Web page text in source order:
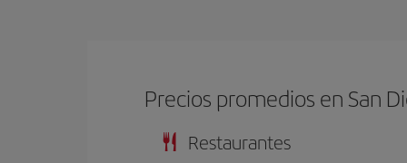
Precios promedios en San
Restaurantes